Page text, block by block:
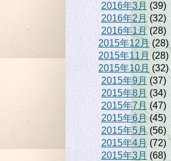
2016年3月 (39)
2016年2月(32)
2016年1月(28)
2015年12月 (28)
2015年11月 (28)
2015年10月 (32)
2015年9月 (37)
2015年8月 (34)
2015年7月 (47)
2015年6月(45)
2015年5月(56)
2015年4月 (72)
2015年3月 (68)